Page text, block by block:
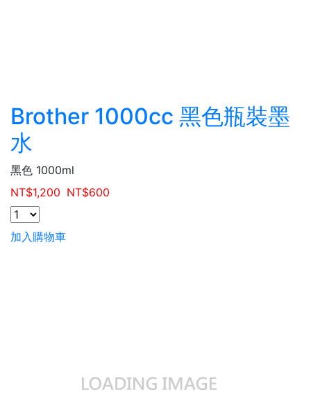
Brother 1000cc 黑色瓶裝墨
水
黑色 1000ml
NT$1,200 NT$600
加入購物車